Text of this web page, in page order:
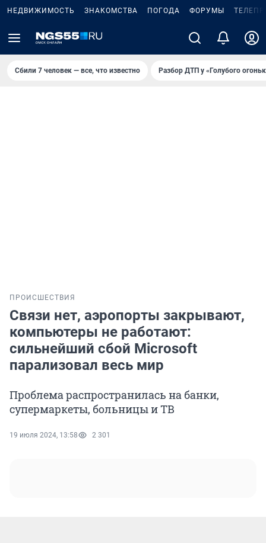
НЕДВИЖИМОСТЬ ЗНАКОМСТВА ПОГОДА ФОРУМЫ
Сбили 7 человек — все, что известно Разбор ДТП у «Голубого
ПРОИСШЕСТВИЯ
Связи нет, аэропорты закрывают,
компьютеры не работают:
сильнейший сбой Microsoft
парализовал весь мир
Проблема распространилась на банки,
супермаркеты, больницы и ТВ
19 июля 2024, 13:58 2 301